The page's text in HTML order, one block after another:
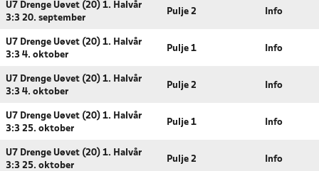
U7 Drenge Uøvet (20) 1. Halvår
3:3 20. september
Pulje 2 Info
U7 Drenge Uøvet (20) 1. Halvår
3:3 4. oktober
Pulje 1 Info
U7 Drenge Uøvet (20) 1. Halvår
3:3 4. oktober
Pulje 2 Info
U7 Drenge Uøvet (20) 1. Halvår
3:3 25. oktober
Pulje 1 Info
U7 Drenge Uøvet (20) 1. Halvår
3:3 25. oktober
Pulje 2 Info